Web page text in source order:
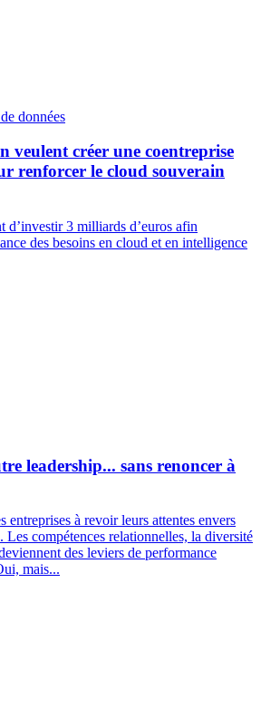
données
veulent créer une coentreprise
renforcer le cloud souverain
d’investir 3 milliards d’euros afin
des besoins en cloud et en intelligence
leadership... sans renoncer à
entreprises à revoir leurs attentes envers
Les compétences relationnelles, la diversité
des leviers de performance
mais...